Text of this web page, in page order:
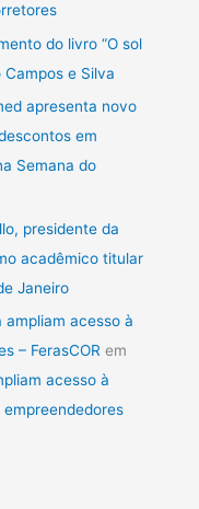
do livro “O sol
Campos e Silva
apresenta novo
em
Semana do
presidente da
acadêmico titular
Janeiro
ampliam acesso à
– FerasCOR em
acesso à